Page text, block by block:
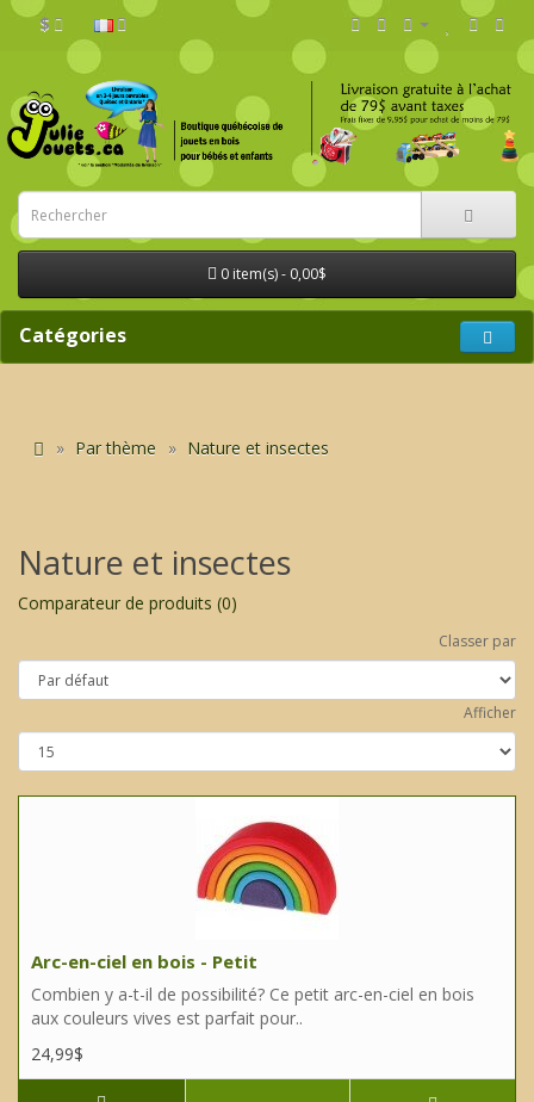
$
0 item(s) - 0,00$
Catégories
Par thème Nature et insectes
Nature et insectes
Comparateur de produits (0)
Classer par
Afficher
Arc-en-ciel en bois - Petit
Combien y a-t-il de possibilité? Ce petit arc-en-ciel en bois
aux couleurs vives est parfait pour..
24,99$